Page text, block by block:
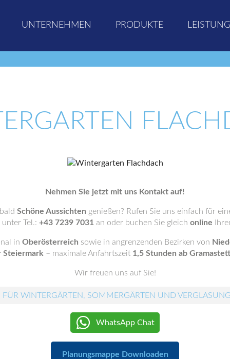
UNTERNEHMEN PRODUKTE
Nehmen Sie jetzt mit uns Kontakt auf!
Schöne Aussichten genießen? Rufen Sie uns einfach für
Tel.: +43 7239 7031 an oder buchen Sie gleich online
in Oberösterreich sowie in angrenzenden Bezirken von
Steiermark – maximale Anfahrtszeit 1,5 Stunden ab
Wir freuen uns auf Sie!
WINTERGÄRTEN, SOMMERGÄRTEN UND
WhatsApp Chat
Planungsmappe Downloaden